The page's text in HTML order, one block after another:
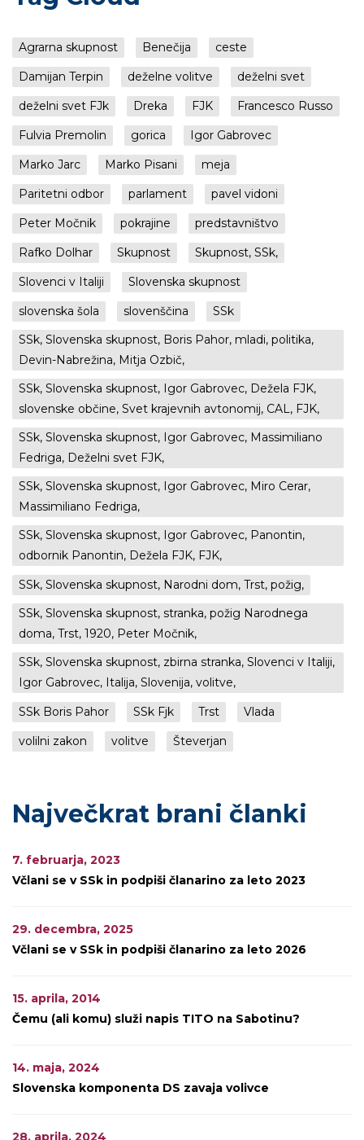
Agrarna skupnost Benečija
ceste
Damijan Terpin
deželne volitve
deželni svet
deželni svet FJk
Dreka FJK
Francesco Russo
Fulvia Premolin
gorica
Igor Gabrovec
Marko Jarc
Marko Pisani
meja
Paritetni odbor
parlament
pavel vidoni
Peter Močnik
pokrajine
predstavništvo
Rafko Dolhar
Skupnost
Skupnost, SSk,
Slovenci v Italiji
Slovenska skupnost
slovenska šola
slovenščina
SSk
SSk, Slovenska skupnost, Boris Pahor, mladi, politika,
Devin-Nabrežina, Mitja Ozbič,
SSk, Slovenska skupnost, Igor Gabrovec, Dežela FJK,
slovenske občine, Svet krajevnih avtonomij, CAL, FJK,
SSk, Slovenska skupnost, Igor Gabrovec, Massimiliano
Fedriga, Deželni svet FJK,
SSk, Slovenska skupnost, Igor Gabrovec, Miro Cerar,
Massimiliano Fedriga,
SSk, Slovenska skupnost, Igor Gabrovec, Panontin,
odbornik Panontin, Dežela FJK, FJK,
SSk, Slovenska skupnost, Narodni dom, Trst, požig,
SSk, Slovenska skupnost, stranka, požig Narodnega
doma, Trst, 1920, Peter Močnik,
SSk, Slovenska skupnost, zbirna stranka, Slovenci v Italiji,
Igor Gabrovec, Italija, Slovenija, volitve,
SSk Boris Pahor
SSk Fjk Trst
Vlada
volilni zakon
volitve Števerjan
Največkrat brani članki
7. februarja, 2023
Včlani se v SSk in podpiši članarino za leto 2023
29. decembra, 2025
Včlani se v SSk in podpiši članarino za leto 2026
15. aprila, 2014
Čemu (ali komu) služi napis TITO na Sabotinu?
14. maja, 2024
Slovenska komponenta DS zavaja volivce
28. aprila, 2024